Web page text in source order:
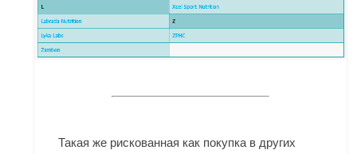
Такая же рискованная как покупка в других